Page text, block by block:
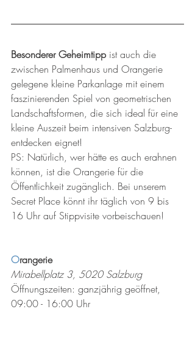
Besonderer Geheimtipp ist auch die
zwischen Palmenhaus und Orangerie
gelegene kleine Parkanlage mit einem
faszinierenden Spiel von geometrischen
Landschaftsformen, die sich ideal für eine
kleine Auszeit beim intensiven Salzburg-
entdecken eignet!
PS: Natürlich, wer hätte es auch erahnen
können, ist die Orangerie für die
Öffentlichkeit zugänglich. Bei unserem
Secret Place könnt ihr täglich von 9 bis
16 Uhr auf Stippvisite vorbeischauen!
Orangerie
Mirabellplatz 3, 5020 Salzburg
Öffnungszeiten: ganzjährig geöffnet,
09:00 - 16:00 Uhr